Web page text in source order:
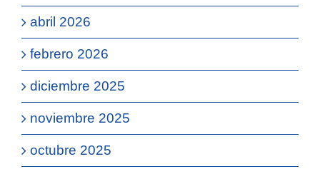
abril 2026
febrero 2026
diciembre 2025
noviembre 2025
octubre 2025